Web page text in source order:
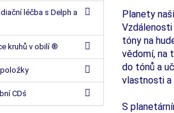
Planety
tóny na
vědomí, na
do tónů a
vlastnosti a
S
léčba s Delph a
kruhů v obilí ®
CDś